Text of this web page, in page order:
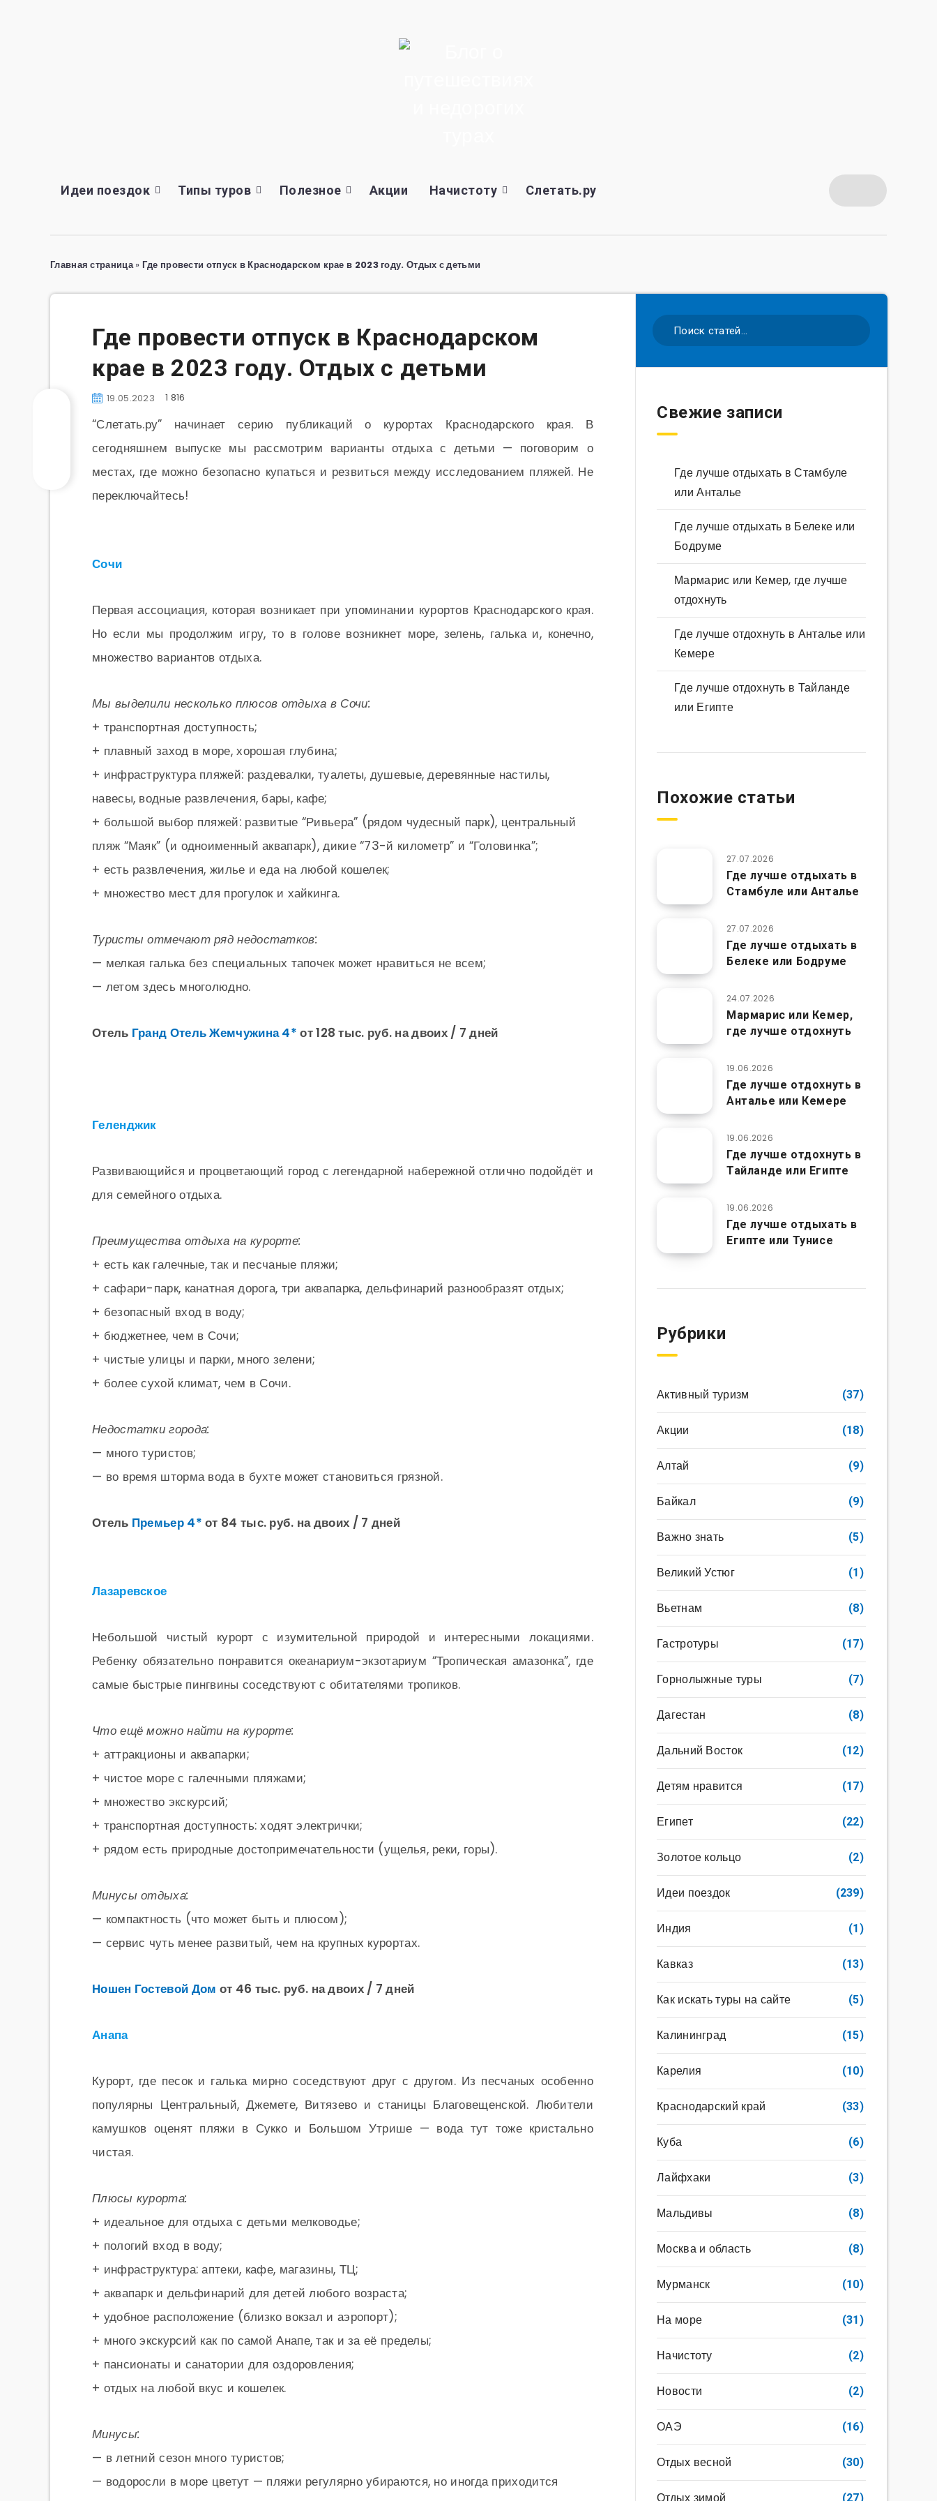
Идеи поездок Типы туров Полезное Акции Начистоту Слетать.ру
Главная страница» Где провести отпуск в Краснодарском крае в 2023 году. Отдых с детьми
Где провести отпуск в Краснодарском
крае в 2023 году. Отдых с детьми
19.05.2023 1 816
“Слетать.ру” начинает серию публикаций о курортах Краснодарского края. В
сегодняшнем выпуске мы рассмотрим варианты отдыха с детьми — поговорим о
местах, где можно безопасно купаться и резвиться между исследованием пляжей. Не
переключайтесь!
Сочи
Первая ассоциация, которая возникает при упоминании курортов Краснодарского края.
Но если мы продолжим игру, то в голове возникнет море, зелень, галька и, конечно,
множество вариантов отдыха.
Мы выделили несколько плюсов отдыха в Сочи:
+ транспортная доступность;
+ плавный заход в море, хорошая глубина;
+ инфраструктура пляжей: раздевалки, туалеты, душевые, деревянные настилы,
навесы, водные развлечения, бары, кафе;
+ большой выбор пляжей: развитые “Ривьера” (рядом чудесный парк), центральный
пляж “Маяк” (и одноименный аквапарк), дикие “73-й километр” и “Головинка”;
+ есть развлечения, жилье и еда на любой кошелек;
+ множество мест для прогулок и хайкинга.
Туристы отмечают ряд недостатков:
— мелкая галька без специальных тапочек может нравиться не всем;
— летом здесь многолюдно.
Отель Гранд Отель Жемчужина 4* от 128 тыс. руб. на двоих / 7 дней
Геленджик
Развивающийся и процветающий город с легендарной набережной отлично подойдёт и
для семейного отдыха.
Преимущества отдыха на курорте:
+ есть как галечные, так и песчаные пляжи;
+ сафари-парк, канатная дорога, три аквапарка, дельфинарий разнообразят отдых;
+ безопасный вход в воду;
+ бюджетнее, чем в Сочи;
+ чистые улицы и парки, много зелени;
+ более сухой климат, чем в Сочи.
Недостатки города:
— много туристов;
— во время шторма вода в бухте может становиться грязной.
Отель Премьер 4* от 84 тыс. руб. на двоих / 7 дней
Лазаревское
Небольшой чистый курорт с изумительной природой и интересными локациями.
Ребенку обязательно понравится океанариум-экзотариум “Тропическая амазонка”, где
самые быстрые пингвины соседствуют с обитателями тропиков.
Что ещё можно найти на курорте:
+ аттракционы и аквапарки;
+ чистое море с галечными пляжами;
+ множество экскурсий;
+ транспортная доступность: ходят электрички;
+ рядом есть природные достопримечательности (ущелья, реки, горы).
Минусы отдыха:
— компактность (что может быть и плюсом);
— сервис чуть менее развитый, чем на крупных курортах.
Ношен Гостевой Дом от 46 тыс. руб. на двоих / 7 дней
Анапа
Курорт, где песок и галька мирно соседствуют друг с другом. Из песчаных особенно
популярны Центральный, Джемете, Витязево и станицы Благовещенской. Любители
камушков оценят пляжи в Сукко и Большом Утрише — вода тут тоже кристально
чистая.
Плюсы курорта:
+ идеальное для отдыха с детьми мелководье;
+ пологий вход в воду;
+ инфраструктура: аптеки, кафе, магазины, ТЦ;
+ аквапарк и дельфинарий для детей любого возраста;
+ удобное расположение (близко вокзал и аэропорт);
+ много экскурсий как по самой Анапе, так и за её пределы;
+ пансионаты и санатории для оздоровления;
+ отдых на любой вкус и кошелек.
Минусы:
— в летний сезон много туристов;
— водоросли в море цветут — пляжи регулярно убираются, но иногда приходится
Свежие записи
Где лучше отдыхать в Стамбуле
или Анталье
Где лучше отдыхать в Белеке или
Бодруме
Мармарис или Кемер, где лучше
отдохнуть
Где лучше отдохнуть в Анталье или
Кемере
Где лучше отдохнуть в Тайланде
или Египте
Похожие статьи
27.07.2026
Где лучше отдыхать в
Стамбуле или Анталье
27.07.2026
Где лучше отдыхать в
Белеке или Бодруме
24.07.2026
Мармарис или Кемер,
где лучше отдохнуть
19.06.2026
Где лучше отдохнуть в
Анталье или Кемере
19.06.2026
Где лучше отдохнуть в
Тайланде или Египте
19.06.2026
Где лучше отдыхать в
Египте или Тунисе
Рубрики
Активный туризм (37)
Акции (18)
Алтай (9)
Байкал (9)
Важно знать (5)
Великий Устюг (1)
Вьетнам (8)
Гастротуры (17)
Горнолыжные туры (7)
Дагестан (8)
Дальний Восток (12)
Детям нравится (17)
Египет (22)
Золотое кольцо (2)
Идеи поездок (239)
Индия (1)
Кавказ (13)
Как искать туры на сайте (5)
Калининград (15)
Карелия (10)
Краснодарский край (33)
Куба (6)
Лайфхаки (3)
Мальдивы (8)
Москва и область (8)
Мурманск (10)
На море (31)
Начистоту (2)
Новости (2)
ОАЭ (16)
Отдых весной (30)
(27)